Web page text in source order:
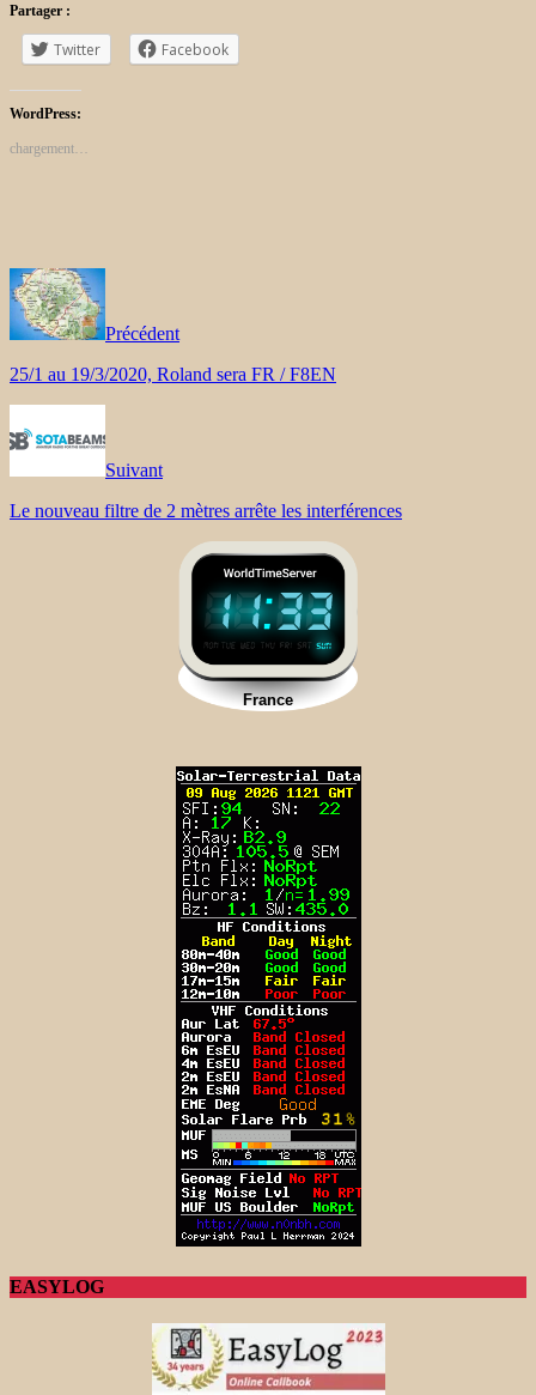
Partager :
Twitter Facebook
WordPress:
chargement…
Précédent
25/1 au 19/3/2020, Roland sera FR / F8EN
Suivant
Le nouveau filtre de 2 mètres arrête les interférences
EASYLOG